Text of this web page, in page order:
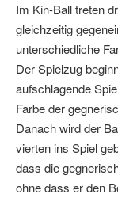
Im Kin-Ball treten
gleichzeitig
unterschiedliche
Der Spielzug
aufschlagende
Farbe der
Danach wird der
vierten ins Spiel
dass die
ohne dass er den